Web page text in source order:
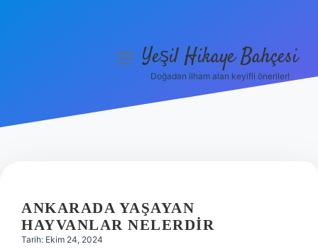
Hakkımızda
menüyüYeşil Hikaye Bahçesi
Doğadan ilham alan keyifli öneriler!
ANKARADA YAŞAYAN
HAYVANLAR NELERDIR
Tarih: Ekim 24, 2024